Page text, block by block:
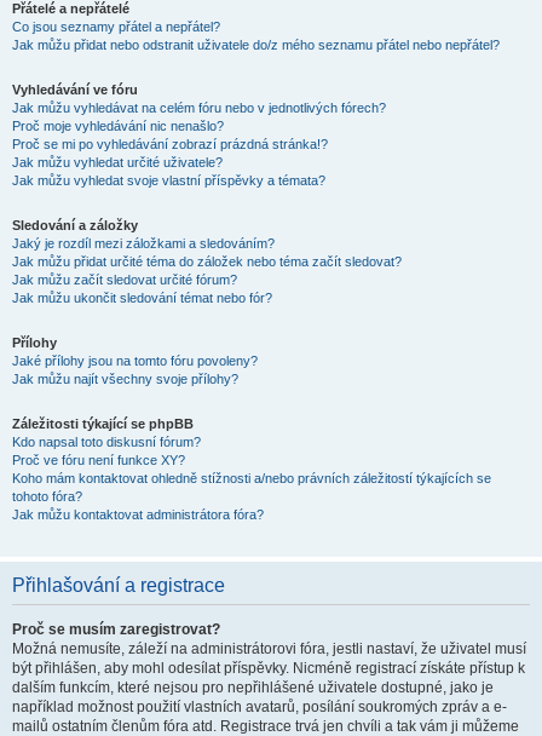
Přátelé a nepřátelé
Co jsou seznamy přátel a nepřátel?
Jak můžu přidat nebo odstranit uživatele do/z mého seznamu přátel nebo nepřátel?
Vyhledávání ve fóru
Jak můžu vyhledávat na celém fóru nebo v jednotlivých fórech?
Proč moje vyhledávání nic nenašlo?
Proč se mi po vyhledávání zobrazí prázdná stránka!?
Jak můžu vyhledat určité uživatele?
Jak můžu vyhledat svoje vlastní příspěvky a témata?
Sledování a záložky
Jaký je rozdíl mezi záložkami a sledováním?
Jak můžu přidat určité téma do záložek nebo téma začít sledovat?
Jak můžu začít sledovat určité fórum?
Jak můžu ukončit sledování témat nebo fór?
Přílohy
Jaké přílohy jsou na tomto fóru povoleny?
Jak můžu najít všechny svoje přílohy?
Záležitosti týkající se phpBB
Kdo napsal toto diskusní fórum?
Proč ve fóru není funkce XY?
Koho mám kontaktovat ohledně stížnosti a/nebo právních záležitostí týkajících se
tohoto fóra?
Jak můžu kontaktovat administrátora fóra?
Přihlašování a registrace
Proč se musím zaregistrovat?
Možná nemusíte, záleží na administrátorovi fóra, jestli nastaví, že uživatel musí
být přihlášen, aby mohl odesílat příspěvky. Nicméně registrací získáte přístup k
dalším funkcím, které nejsou pro nepřihlášené uživatele dostupné, jako je
například možnost použití vlastních avatarů, posílání soukromých zpráv a e-
mailů ostatním členům fóra atd. Registrace trvá jen chvíli a tak vám ji můžeme